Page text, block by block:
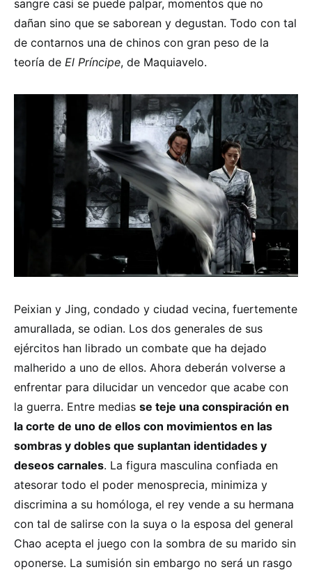
sangre casi se puede palpar, momentos que no
dañan sino que se saborean y degustan. Todo con tal
de contarnos una de chinos con gran peso de la
teoría de El Príncipe, de Maquiavelo.
Peixian y Jing, condado y ciudad vecina, fuertemente
amurallada, se odian. Los dos generales de sus
ejércitos han librado un combate que ha dejado
malherido a uno de ellos. Ahora deberán volverse a
enfrentar para dilucidar un vencedor que acabe con
la guerra. Entre medias se teje una conspiración en
la corte de uno de ellos con movimientos en las
sombras y dobles que suplantan identidades y
deseos carnales. La figura masculina confiada en
atesorar todo el poder menosprecia, minimiza y
discrimina a su homóloga, el rey vende a su hermana
con tal de salirse con la suya o la esposa del general
Chao acepta el juego con la sombra de su marido sin
oponerse. La sumisión sin embargo no será un rasgo